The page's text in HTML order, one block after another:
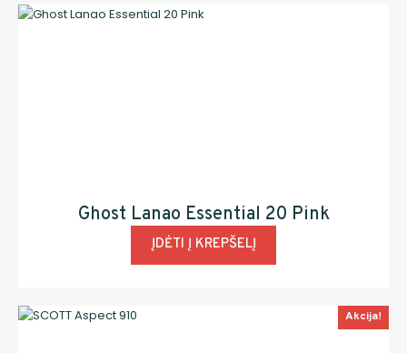
Ghost Lanao Essential 20 Pink
ĮDĖTI Į KREPŠELĮ
Akcija!